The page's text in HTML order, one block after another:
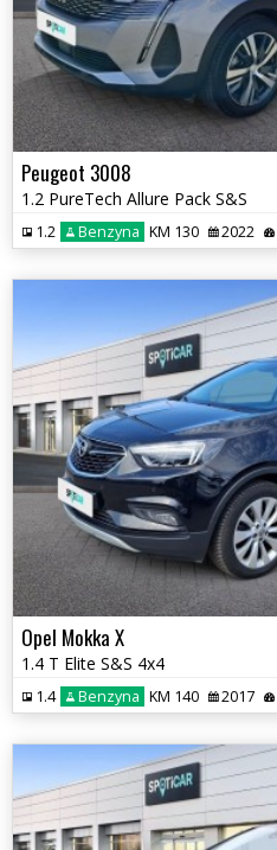
Peugeot 3008
1.2 PureTech Allure Pack S&S
1.2 Benzyna KM 130 2022
Opel Mokka X
1.4 T Elite S&S 4x4
1.4 Benzyna KM 140 2017